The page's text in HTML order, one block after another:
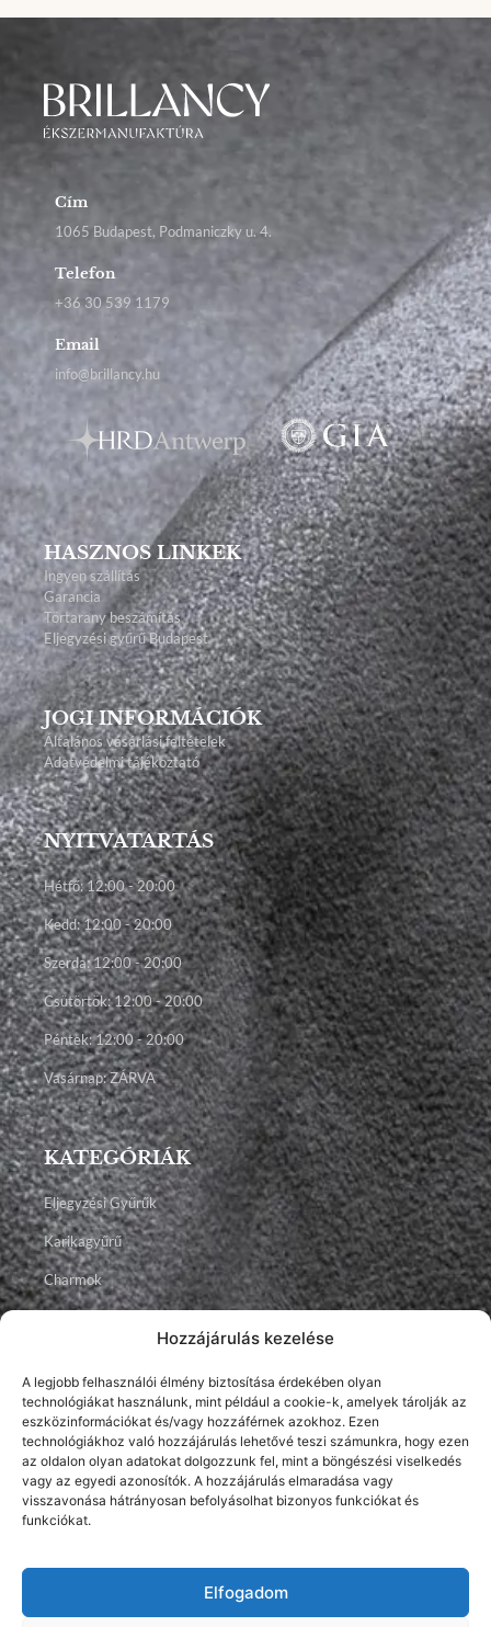
Hozzájárulás kezelése
A legjobb felhasználói élmény biztosítása érdekében olyan
technológiákat használunk, mint például a cookie-k, amelyek tárolják az
eszközinformációkat és/vagy hozzáférnek azokhoz. Ezen
technológiákhoz való hozzájárulás lehetővé teszi számunkra, hogy ezen
az oldalon olyan adatokat dolgozzunk fel, mint a böngészési viselkedés
vagy az egyedi azonosítók. A hozzájárulás elmaradása vagy
visszavonása hátrányosan befolyásolhat bizonyos funkciókat és
funkciókat.
Elfogadom
Cím
1065 Budapest, Podmaniczky u. 4.
Telefon
+36 30 539 1179
Email
info@brillancy.hu
HASZNOS LINKEK
Ingyen szállítás
Garancia
Törtarany beszámítás
Eljegyzési gyűrű Budapest
JOGI INFORMÁCIÓK
Általános vásárlási feltételek
Adatvédelmi tájékoztató
NYITVATARTÁS
Hétfő: 12:00 - 20:00
Kedd: 12:00 - 20:00
Szerda: 12:00 - 20:00
Csütörtök: 12:00 - 20:00
Péntek: 12:00 - 20:00
Vasárnap: ZÁRVA
KATEGÓRIÁK
Eljegyzési Gyűrűk
Karikagyűrű
Charmok
FacebookInstagramYoutube
2026 © Brillancy Ékszer Manufaktúra – Gyémánt gyűrű, Eljegyzési
gyűrű, Karikagyűrű.